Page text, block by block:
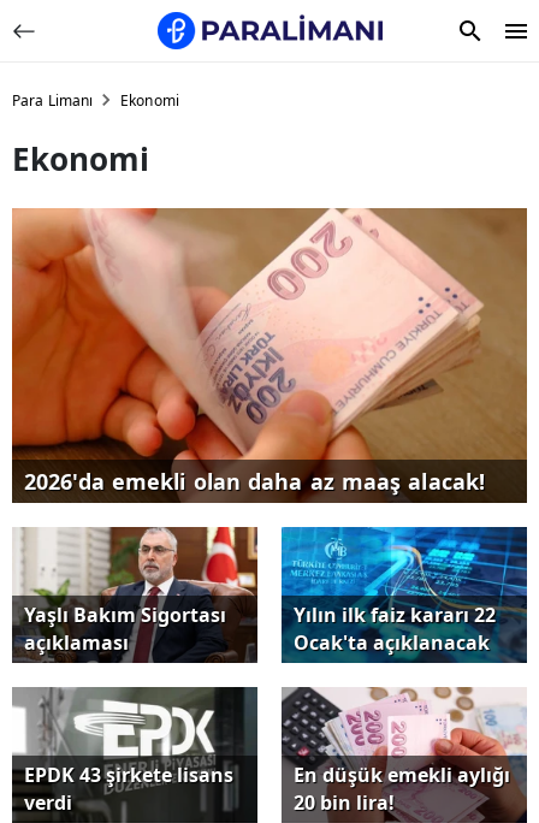
Para Limanı Ekonomi
Ekonomi
2026'da emekli olan daha az maaş alacak!
Yaşlı Bakım Sigortası
açıklaması
Yılın ilk faiz kararı 22
Ocak'ta açıklanacak
EPDK 43 şirkete lisans
verdi
En düşük emekli aylığı
20 bin lira!